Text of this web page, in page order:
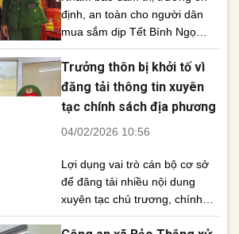
định, an toàn cho người dân
mua sắm dịp Tết Bính Ngọ
2026, UBND phường Nghĩa Lộ
đã quyết liệt triển khai đợt cao
điểm kiểm tra, xử lý buôn lậu,
gian lận thương mại và hàng
4/2/2026, Đoàn kiểm tra liên
Trưởng thôn bị khởi tố vì
đăng tải thông tin xuyên
tạc chính sách địa phương
04/02/2026 10:56
Lợi dụng vai trò cán bộ cơ sở
để đăng tải nhiều nội dung
xuyên tạc chủ trương, chính
sách và bôi nhọ lãnh đạo địa